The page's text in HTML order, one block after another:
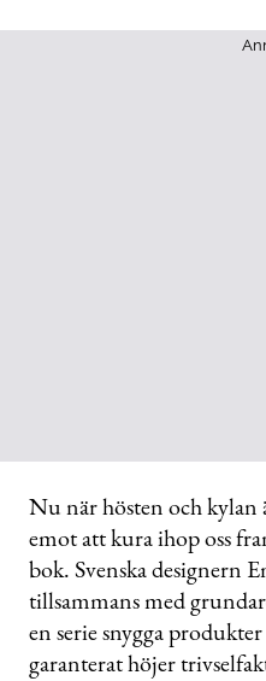
Nu när hösten och kylan
emot att kura ihop oss
bok. Svenska designern
tillsammans med
en serie snygga
garanterat höjer